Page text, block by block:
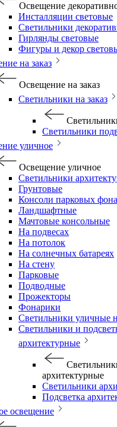
Освещение
Инсталляции световые
Светильники
Гирлянды световые
Фигуры и декор
на заказ
Освещение на заказ
Светильники на заказ
Светильники
уличное
Освещение уличное
Светильники
Грунтовые
Консоли парковых
Ландшафтные
Мачтовые консольные
На подвесах
На потолок
На солнечных батареях
На стену
Парковые
Подводные
Прожекторы
Фонарики
Светильники уличные
Светильники и
архитектурные
архитектурные
Светильники
Подсветка
освещение